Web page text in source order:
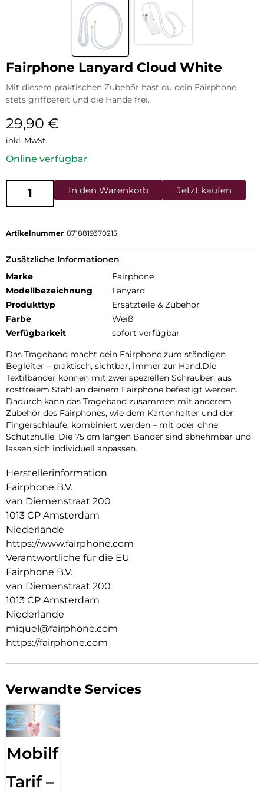
Fairphone Lanyard Cloud White
Mit diesem praktischen Zubehör hast du dein Fairphone
stets griffbereit und die Hände frei.
29,90 €
inkl. MwSt.
Online verfügbar
In den Warenkorb Jetzt kaufen
Artikelnummer 8718819370215
Zusätzliche Informationen
Marke
Fairphone
Modellbezeichnung
Lanyard
Produkttyp
Ersatzteile & Zubehör
Farbe
Weiß
Verfügbarkeit
sofort verfügbar
Das Trageband macht dein Fairphone zum ständigen
Begleiter – praktisch, sichtbar, immer zur Hand.Die
Textilbänder können mit zwei speziellen Schrauben aus
rostfreiem Stahl an deinem Fairphone befestigt werden.
Dadurch kann das Trageband zusammen mit anderem
Zubehör des Fairphones, wie dem Kartenhalter und der
Fingerschlaufe, kombiniert werden – mit oder ohne
Schutzhülle. Die 75 cm langen Bänder sind abnehmbar und
lassen sich individuell anpassen.
Herstellerinformation
Fairphone B.V.
van Diemenstraat 200
1013 CP Amsterdam
Niederlande
https://www.fairphone.com
Verantwortliche für die EU
Fairphone B.V.
van Diemenstraat 200
1013 CP Amsterdam
Niederlande
miquel@fairphone.com
https://fairphone.com
Verwandte Services
Mobilfunk
Tarif –